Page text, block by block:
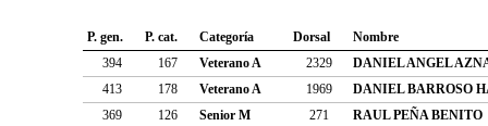
P. gen. P. cat. Categoría Dorsal
Nombre
394
167 Veterano A 2329
DANIEL ANGEL
413
178 Veterano A 1969
DANIEL BARROSO
369
126 Senior M 271
RAUL PEÑA BENITO